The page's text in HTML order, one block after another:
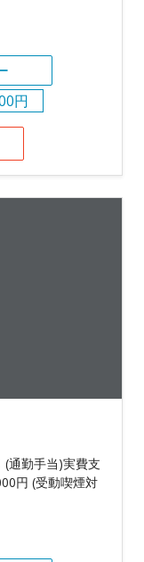
円
通勤手当)実費支
円 (受動喫煙対